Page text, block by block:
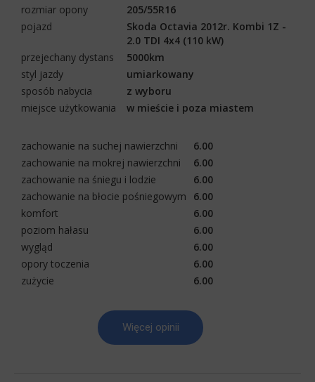
rozmiar opony
205/55R16
pojazd
Skoda Octavia 2012r. Kombi 1Z -
2.0 TDI 4x4 (110 kW)
przejechany dystans
5000km
styl jazdy
umiarkowany
sposób nabycia
z wyboru
miejsce użytkowania
w mieście i poza miastem
zachowanie na suchej nawierzchni
6.00
zachowanie na mokrej nawierzchni
6.00
zachowanie na śniegu i lodzie
6.00
zachowanie na błocie pośniegowym
6.00
komfort
6.00
poziom hałasu
6.00
wygląd
6.00
opory toczenia
6.00
zużycie
6.00
Więcej opinii